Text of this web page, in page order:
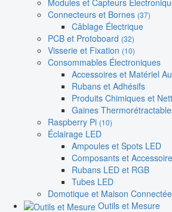
Connecteurs et Bornes (37)
Câblage Électrique
PCB et Protoboard (32)
Visserie et Fixation (10)
Consommables Électroniques
Accessoires et Matériel
Rubans et Adhésifs
Produits Chimiques et
Gaines
Raspberry Pi (10)
Éclairage LED
Ampoules et Spots LED
Composants et
Rubans LED et RGB
Tubes LED
Domotique et Maison Connectée
Outils et Mesure